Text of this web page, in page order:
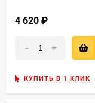
4 620
- +
КУПИТЬ В 1 КЛИК